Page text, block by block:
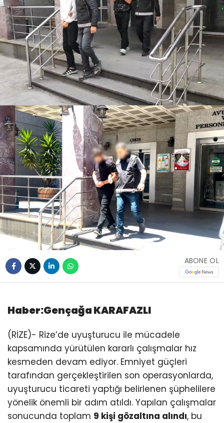
ABONE OL
Haber:Gençağa KARAFAZLI
(RİZE)- Rize’de uyuşturucu ile mücadele
kapsamında yürütülen kararlı çalışmalar hız
kesmeden devam ediyor. Emniyet güçleri
tarafından gerçekleştirilen son operasyonlarda,
uyuşturucu ticareti yaptığı belirlenen şüphelilere
yönelik önemli bir adım atıldı. Yapılan çalışmalar
sonucunda toplam 9 kişi gözaltına alındı, bu